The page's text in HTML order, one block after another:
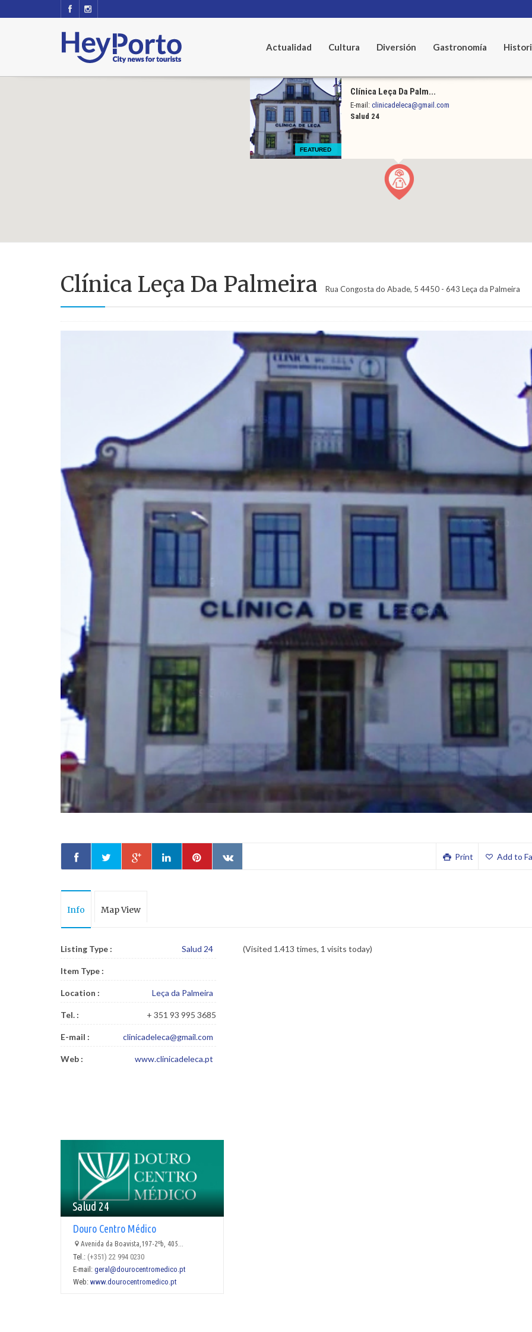
Actualidad Cultura Diversión Gastronomía
FEATURED
Clínica Leça Da Palm...
E-mail: clinicadeleca@gmail.com
Salud 24
Clínica Leça Da Palmeira Rua Congosta do Abade, 5 4450 - 643 Leça da Palmeira
Add to
Print
Info Map View
Listing Type : Salud 24
Item Type :
Location : Leça da Palmeira
Tel. : + 351 93 995 3685
E-mail : clinicadeleca@gmail.com
Web : www.clinicadeleca.pt
(Visited 1.413 times, 1 visits today)
Salud 24
Douro Centro Médico
Avenida da Boavista,197-2ºb, 405...
Tel.: (+351) 22 994 0230
E-mail: geral@dourocentromedico.pt
Web: www.dourocentromedico.pt